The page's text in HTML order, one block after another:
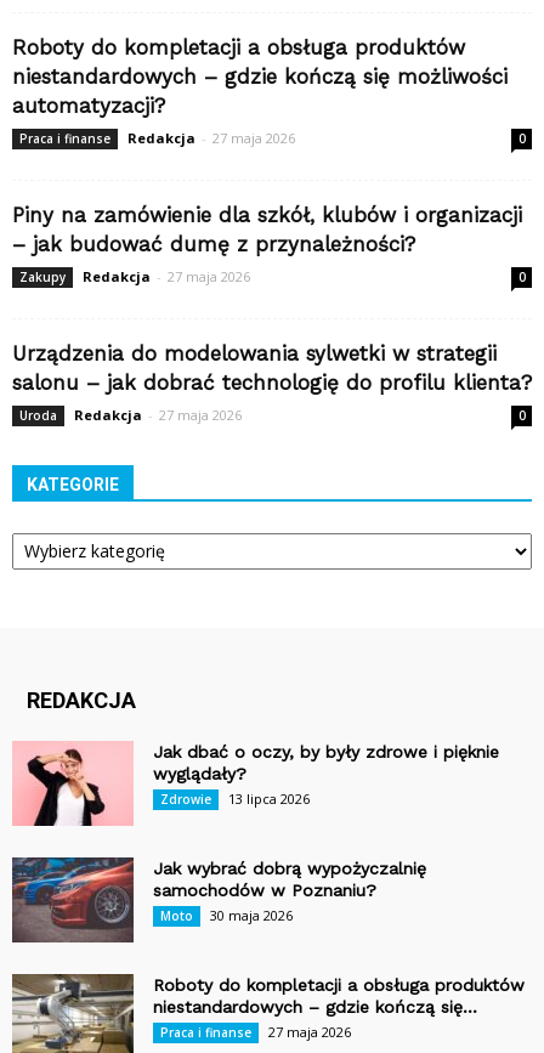
Roboty do kompletacji a obsługa produktów
niestandardowych – gdzie kończą się możliwości
automatyzacji?
Praca i finanse Redakcja - 27 maja 2026 0
Piny na zamówienie dla szkół, klubów i organizacji
– jak budować dumę z przynależności?
Zakupy Redakcja - 27 maja 2026 0
Urządzenia do modelowania sylwetki w strategii
salonu – jak dobrać technologię do profilu klienta?
Uroda Redakcja - 27 maja 2026 0
KATEGORIE
Kategorie
REDAKCJA
Jak dbać o oczy, by były zdrowe i pięknie
wyglądały?
Zdrowie 13 lipca 2026
Jak wybrać dobrą wypożyczalnię
samochodów w Poznaniu?
Moto 30 maja 2026
Roboty do kompletacji a obsługa produktów
niestandardowych – gdzie kończą się...
Praca i finanse 27 maja 2026